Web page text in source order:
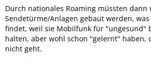
Durch nationales Roaming müssten dann
Sendetürme/Anlagen gebaut werden,
findet, weil sie Mobilfunk für "ungesund"
halten, aber wohl schon "gelernt" haben,
nicht geht.